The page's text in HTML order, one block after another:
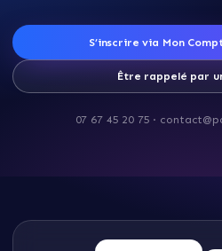
S’inscrire via Mon
Être rappelé par
07 67 45 20 75 ·